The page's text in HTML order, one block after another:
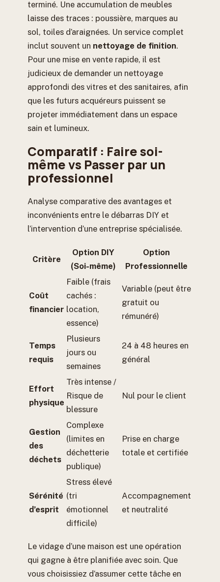
terminé. Une accumulation de meubles
laisse des traces : poussière, marques au
sol, toiles d’araignées. Un service complet
inclut souvent un nettoyage de finition.
Pour une mise en vente rapide, il est
judicieux de demander un nettoyage
approfondi des vitres et des sanitaires, afin
que les futurs acquéreurs puissent se
projeter immédiatement dans un espace
sain et lumineux.
Comparatif : Faire soi-
même vs Passer par un
professionnel
Analyse comparative des avantages et
inconvénients entre le débarras DIY et
l’intervention d’une entreprise spécialisée.
Critère
Option DIY
(Soi-même)
Option
Professionnelle
Coût
financier
Faible (frais
cachés :
location,
essence)
Variable (peut être
gratuit ou
rémunéré)
Temps
requis
Plusieurs
jours ou
semaines
24 à 48 heures en
général
Effort
physique
Très intense /
Risque de
blessure
Nul pour le client
Gestion
des
déchets
Complexe
(limites en
déchetterie
publique)
Prise en charge
totale et certifiée
Sérénité
d’esprit
Stress élevé
(tri
émotionnel
difficile)
Accompagnement
et neutralité
Le vidage d’une maison est une opération
qui gagne à être planifiée avec soin. Que
vous choisissiez d’assumer cette tâche en